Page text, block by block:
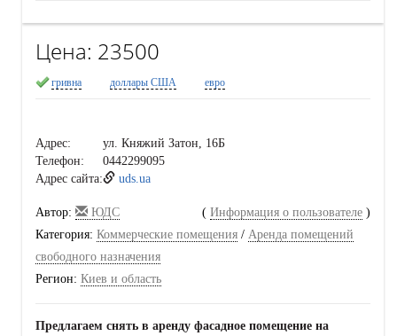
Цена: 23500
гривна доллары США евро
Адрес:
ул. Княжий Затон, 16Б
Телефон:
0442299095
Адрес сайта:
uds.ua
Автор: ЮДС ( Информация о пользователе )
Категория: Коммерческие помещения / Аренда помещений
свободного назначения
Регион: Киев и область
Предлагаем снять в аренду фасадное помещение на